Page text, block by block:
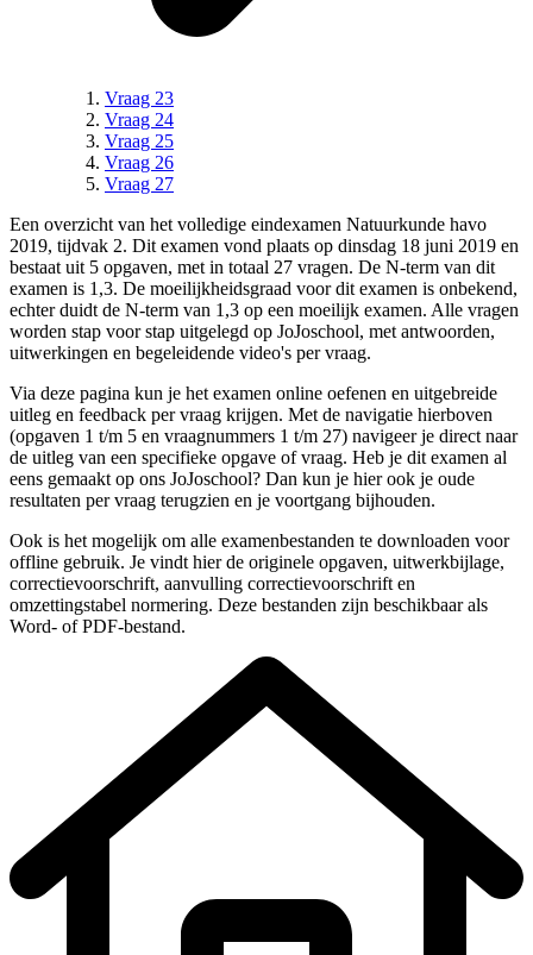
Vraag 23
Vraag 24
Vraag 25
Vraag 26
Vraag 27
Een overzicht van het volledige eindexamen Natuurkunde havo
2019, tijdvak 2. Dit examen vond plaats op dinsdag 18 juni 2019 en
bestaat uit 5 opgaven, met in totaal 27 vragen. De N-term van dit
examen is 1,3. De moeilijkheidsgraad voor dit examen is onbekend,
echter duidt de N-term van 1,3 op een moeilijk examen. Alle vragen
worden stap voor stap uitgelegd op JoJoschool, met antwoorden,
uitwerkingen en begeleidende video's per vraag.
Via deze pagina kun je het examen online oefenen en uitgebreide
uitleg en feedback per vraag krijgen. Met de navigatie hierboven
(opgaven 1 t/m 5 en vraagnummers 1 t/m 27) navigeer je direct naar
de uitleg van een specifieke opgave of vraag. Heb je dit examen al
eens gemaakt op ons JoJoschool? Dan kun je hier ook je oude
resultaten per vraag terugzien en je voortgang bijhouden.
Ook is het mogelijk om alle examenbestanden te downloaden voor
offline gebruik. Je vindt hier de originele opgaven, uitwerkbijlage,
correctievoorschrift, aanvulling correctievoorschrift en
omzettingstabel normering. Deze bestanden zijn beschikbaar als
Word- of PDF-bestand.